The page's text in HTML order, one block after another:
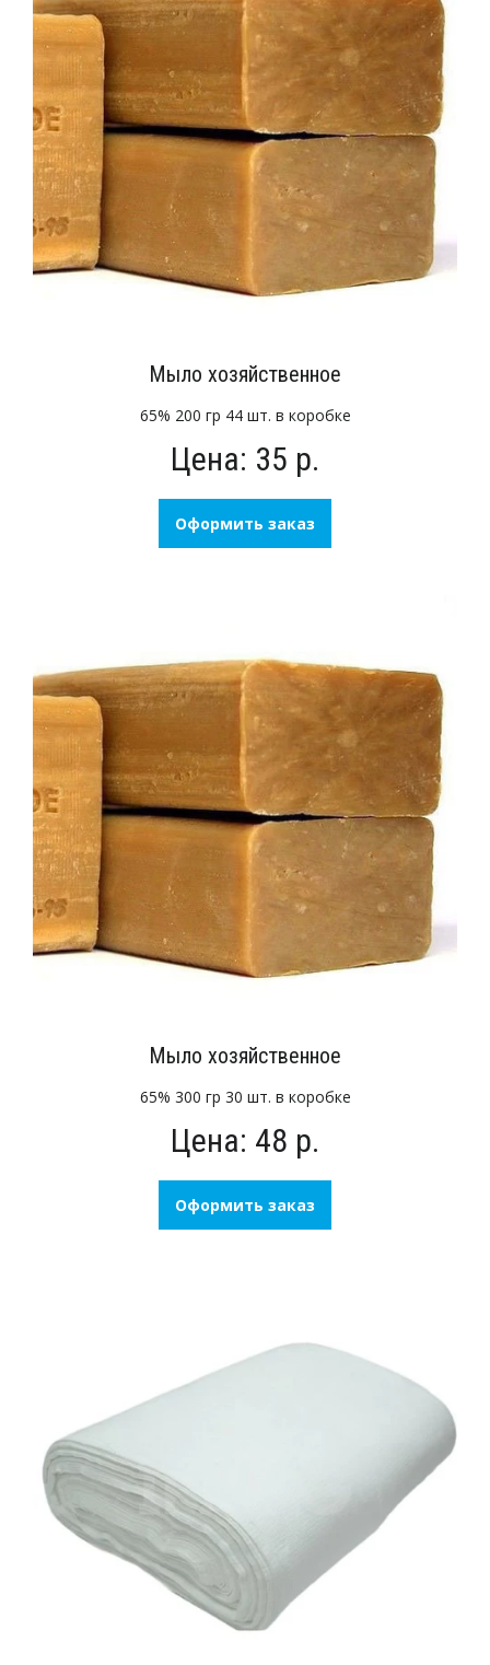
Мыло хозяйственное
65% 200 гр 44 шт. в коробке
Цена: 35 р.
Оформить заказ
Мыло хозяйственное
65% 300 гр 30 шт. в коробке
Цена: 48 р.
Оформить заказ